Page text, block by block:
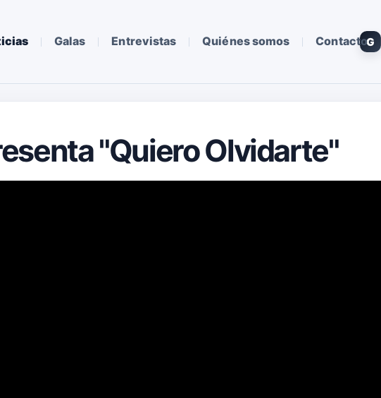
Galas Entrevistas Quiénes somos ContactoG
"Quiero Olvidarte"